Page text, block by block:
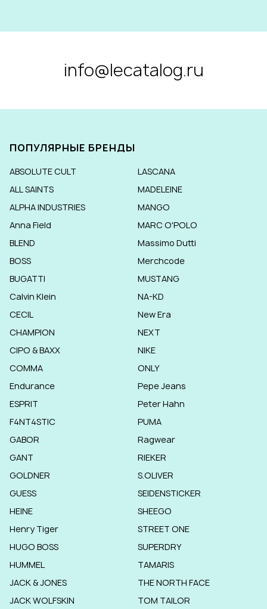
info@lecatalog.ru
ПОПУЛЯРНЫЕ БРЕНДЫ
ABSOLUTE CULT
ALL SAINTS
ALPHA INDUSTRIES
Anna Field
BLEND
BOSS
BUGATTI
Calvin Klein
CECIL
CHAMPION
CIPO & BAXX
COMMA
Endurance
ESPRIT
F4NT4STIC
GABOR
GANT
GOLDNER
GUESS
HEINE
Henry Tiger
HUGO BOSS
HUMMEL
JACK & JONES
JACK WOLFSKIN
LASCANA
MADELEINE
MANGO
MARC O'POLO
Massimo Dutti
Merchcode
MUSTANG
NA-KD
New Era
NEXT
NIKE
ONLY
Pepe Jeans
Peter Hahn
PUMA
Ragwear
RIEKER
S.OLIVER
SEIDENSTICKER
SHEEGO
STREET ONE
SUPERDRY
TAMARIS
THE NORTH FACE
TOM TAILOR